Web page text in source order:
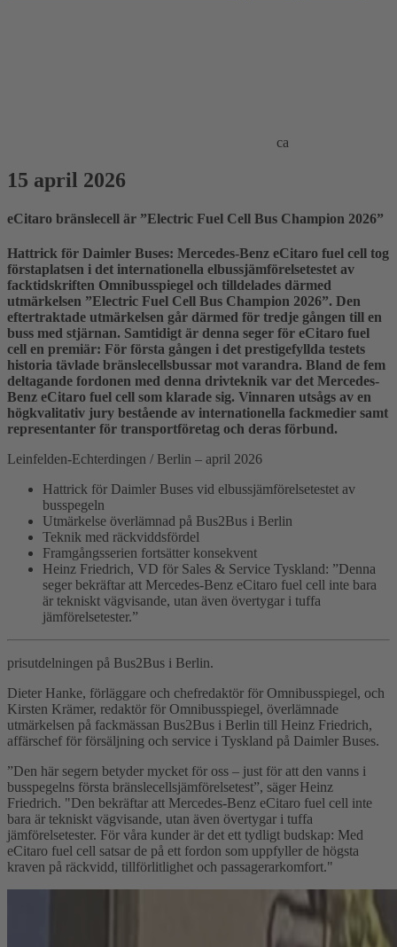
ca
15 april 2026
eCitaro bränslecell är ”Electric Fuel Cell Bus Champion 2026”
Hattrick för Daimler Buses: Mercedes-Benz eCitaro fuel cell tog
förstaplatsen i det internationella elbussjämförelsetestet av
facktidskriften Omnibusspiegel och tilldelades därmed
utmärkelsen ”Electric Fuel Cell Bus Champion 2026”. Den
eftertraktade utmärkelsen går därmed för tredje gången till en
buss med stjärnan. Samtidigt är denna seger för eCitaro fuel
cell en premiär: För första gången i det prestigefyllda testets
historia tävlade bränslecellsbussar mot varandra. Bland de fem
deltagande fordonen med denna drivteknik var det Mercedes-
Benz eCitaro fuel cell som klarade sig. Vinnaren utsågs av en
högkvalitativ jury bestående av internationella fackmedier samt
representanter för transportföretag och deras förbund.
Leinfelden-Echterdingen / Berlin – april 2026
Hattrick för Daimler Buses vid elbussjämförelsetestet av
busspegeln
Utmärkelse överlämnad på Bus2Bus i Berlin
Teknik med räckviddsfördel
Framgångsserien fortsätter konsekvent
Heinz Friedrich, VD för Sales & Service Tyskland: ”Denna
seger bekräftar att Mercedes-Benz eCitaro fuel cell inte bara
är tekniskt vägvisande, utan även övertygar i tuffa
jämförelsetester.”
prisutdelningen på Bus2Bus i Berlin.
Dieter Hanke, förläggare och chefredaktör för Omnibusspiegel, och
Kirsten Krämer, redaktör för Omnibusspiegel, överlämnade
utmärkelsen på fackmässan Bus2Bus i Berlin till Heinz Friedrich,
affärschef för försäljning och service i Tyskland på Daimler Buses.
”Den här segern betyder mycket för oss – just för att den vanns i
busspegelns första bränslecellsjämförelsetest”, säger Heinz
Friedrich. "Den bekräftar att Mercedes-Benz eCitaro fuel cell inte
bara är tekniskt vägvisande, utan även övertygar i tuffa
jämförelsetester. För våra kunder är det ett tydligt budskap: Med
eCitaro fuel cell satsar de på ett fordon som uppfyller de högsta
kraven på räckvidd, tillförlitlighet och passagerarkomfort."